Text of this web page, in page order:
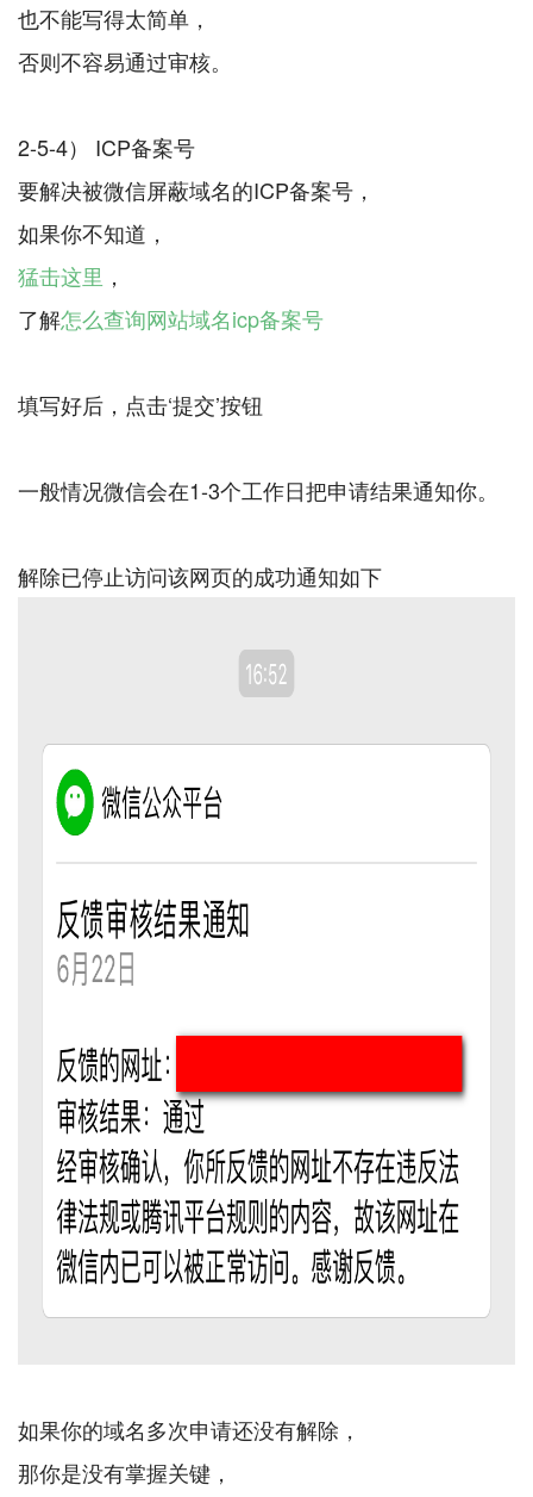
也不能写得太简单，
否则不容易通过审核。
2-5-4） ICP备案号
要解决被微信屏蔽域名的ICP备案号，
猛击这里 ，
了解怎么查询网站域名icp备案号
填写好后，点击‘提交’按钮
一般情况微信会在1-3个工作日把申请结果通知你。
如果你的域名多次申请还没有解除，
那你是没有掌握关键，